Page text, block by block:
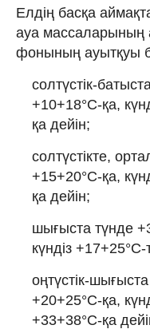
Елдің басқа
ауа массаларының
фонының ауытқуы
солтүстік-
+10+18°С-қа,
қа дейін;
солтүстікте,
+15+20°С-қа,
қа дейін;
шығыста түнде
күндіз
оңтүстік-
+20+25°С-қа,
+33+38°С-қа